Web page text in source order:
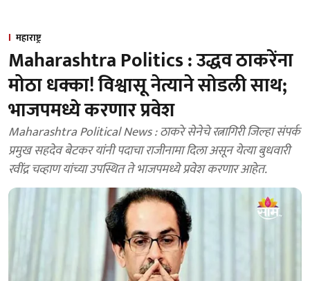
महाराष्ट्र
Maharashtra Politics : उद्धव ठाकरेंना
मोठा धक्का! विश्वासू नेत्याने सोडली साथ;
भाजपमध्ये करणार प्रवेश
Maharashtra Political News : ठाकरे सेनेचे रत्नागिरी जिल्हा संपर्क
प्रमुख सहदेव बेटकर यांनी पदाचा राजीनामा दिला असून येत्या बुधवारी
रवींद्र चव्हाण यांच्या उपस्थित ते भाजपमध्ये प्रवेश करणार आहेत.